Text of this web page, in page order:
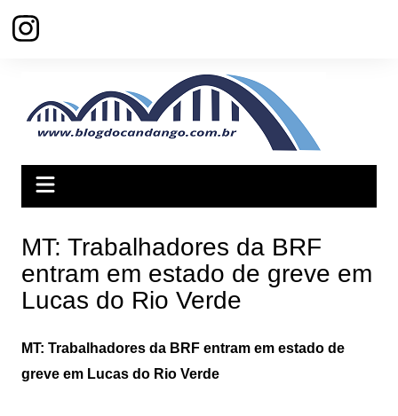
para
MT: Trabalhadores da BRF
entram em estado de greve em
Lucas do Rio Verde
MT: Trabalhadores da BRF entram em estado de
greve em Lucas do Rio Verde